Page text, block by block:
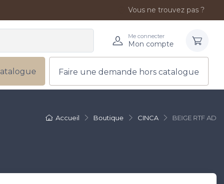
Vous ne trouvez pas ?
Me connecter
Mon compte
Faire une demande hors catalogue
Accueil Boutique CINCA BEIGE RTF AD